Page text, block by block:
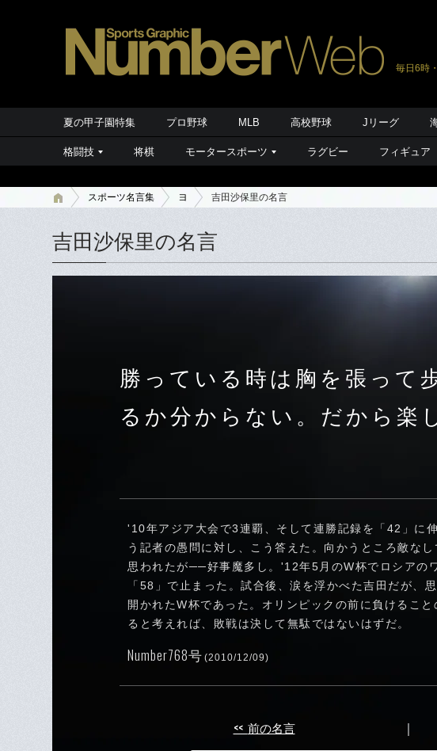
毎日6時
夏の甲子園特集 プロ野球 MLB 高校野球 Jリーグ
格闘技 将棋 モータースポーツ ラグビー フィギュア
スポーツ名言集 ヨ 吉田沙保里の名言
吉田沙保里の名言
勝っている時は胸を張って
るか分からない。だから楽
'10年アジア大会で3連覇、そして連勝記録を「42」に
う記者の愚問に対し、こう答えた。向かうところ敵な
思われたが──好事魔多し。'12年5月のW杯でロシアの
「58」で止まった。試合後、涙を浮かべた吉田だが、
開かれたW杯であった。オリンピックの前に負けるこ
ると考えれば、敗戦は決して無駄ではないはずだ。
Number768号 (2010/12/09)
<< 前の名言